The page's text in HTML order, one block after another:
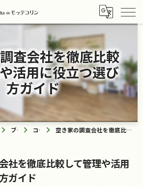
査会社を徹底比較
活用に役立つ選び
方ガイド
ブログ コラム 空き家の調査会社を徹底比較して管理や活用に役立つ選び方ガイド
社を徹底比較して管理や活用
ガイド